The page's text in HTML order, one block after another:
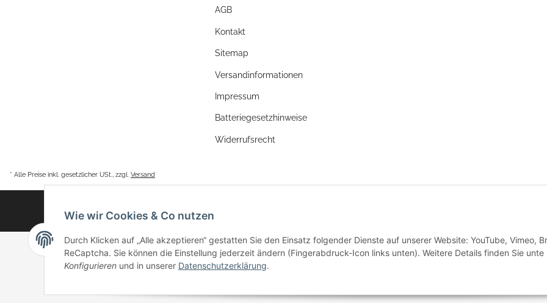
AGB
Kontakt
Sitemap
Versandinformationen
Impressum
Batteriegesetzhinweise
Widerrufsrecht
* Alle Preise inkl. gesetzlicher USt., zzgl. Versand
Wie wir Cookies & Co nutzen
Durch Klicken auf „Alle akzeptieren“ gestatten Sie den Einsatz folgender Dienste auf unserer Website: YouTube, Vimeo,
ReCaptcha. Sie können die Einstellung jederzeit ändern (Fingerabdruck-Icon links unten). Weitere Details finden Sie unte
Konfigurieren und in unserer Datenschutzerklärung.